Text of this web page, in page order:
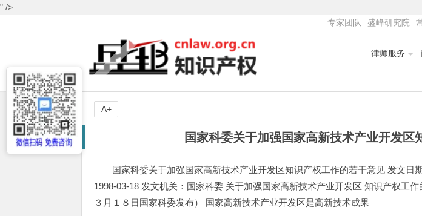
" />
专家团队
盛峰研究院
律师服务
国家科委关于加强国家高新技术产业开发区
国家科委关于加强国家高新技术产业开发区知识产权工作的若干意见 发文日
1998-03-18 发文机关：国家科委 关于加强国家高新技术产业开发区 知识产权工
３月１８日国家科委发布） 国家高新技术产业开发区是高新技术成果
A+